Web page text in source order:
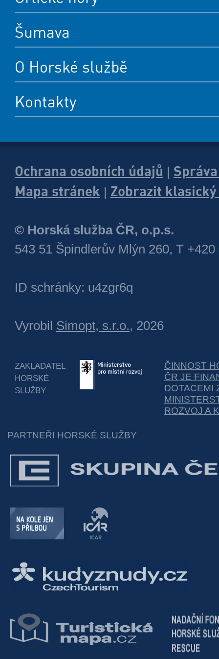
Šumava
O Horské službě
Kontakty
Ochrana osobních údajů
Mapa stránek
Zobrazit
© Horská služba ČR, o.p.s.
543 51 Špindlerův Mlýn 260, T +420
ID schránky: u4zgr6q
Vyrobil Simopt, s.r.o., 2026
ZAKLADATEL
HORSKÉ
SLUŽBY
ČINNOST
ČR JE
DOTACEMI
ROZVOJ A
PARTNEŘI HORSKÉ SLUŽBY